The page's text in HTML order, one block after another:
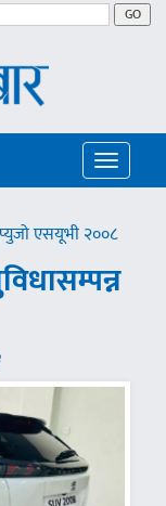
GO
Toggle
प्युजो एसयूभी २००८